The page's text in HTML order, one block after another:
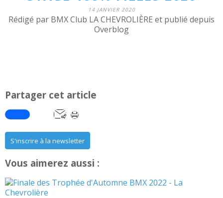
14 JANVIER 2020
Rédigé par BMX Club LA CHEVROLIÈRE et publié depuis
Overblog
Partager cet article
S'inscrire à la newsletter
Vous aimerez aussi :